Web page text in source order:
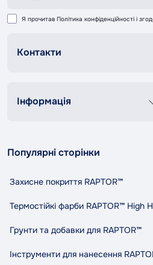
Я прочитав Політика конфіденційності і
Контакти
Сб-Нд 9:00-18:00
contact@tandemshop.ua
Інформація
Доставка та оплата
Політика конфіденційності
Правила та умови користування
Індикативний розхід RAPTOR
Виробники
Популярні сторінки
Захисне покриття RAPTOR™
Термостійкі фарби RAPTOR™ High
Грунти та добавки для RAPTOR™
Інструменти для нанесення